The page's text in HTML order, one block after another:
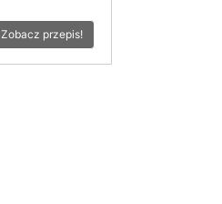
Zobacz przepis!